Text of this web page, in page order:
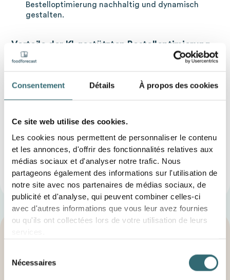
Consentement Détails À propos des cookies
Ce site web utilise des cookies.
Les cookies nous permettent de personnaliser le contenu
et les annonces, d'offrir des fonctionnalités relatives aux
médias sociaux et d'analyser notre trafic. Nous
partageons également des informations sur l'utilisation de
notre site avec nos partenaires de médias sociaux, de
publicité et d'analyse, qui peuvent combiner celles-ci
avec d'autres informations que vous leur avez fournies
ou qu'ils ont collectées lors de votre utilisation de leurs
Nécessaires
Bestelloptimierung nachhaltig und dynamisch
gestalten.
Vorteile der KI-gestützten Bestelloptimierung
Der Einsatz von KI bei der Bestelloptimierung bringt
Kostensenkung, da Bestellungen zielgerichtet
Reduzierung von Lebensmittelverschwendung,
weil Überbestände minimiert werden
Bessere Warenverfügbarkeit , was zu höherer
Kundenzufriedenheit führt.